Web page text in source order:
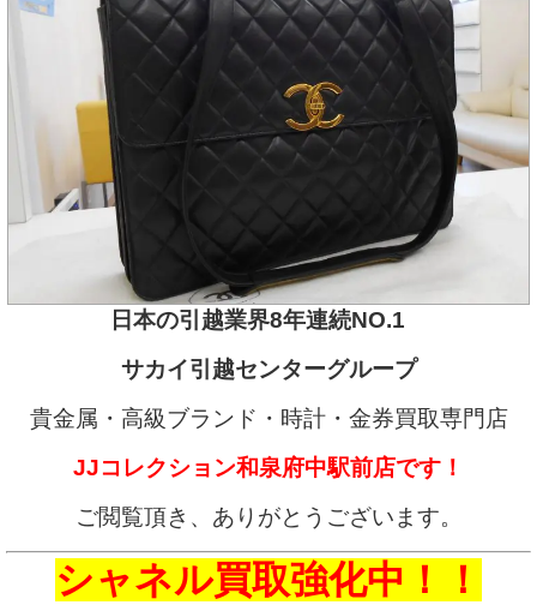
日本の引越業界8年連続NO.1
サカイ引越センターグループ
貴金属・高級ブランド・時計・金券買取専門店
JJコレクション和泉府中駅前店です！
ご閲覧頂き、ありがとうございます。
シャネル買取強化中！！